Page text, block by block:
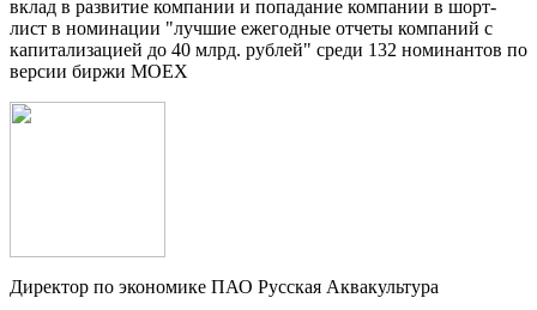
вклад в развитие компании и попадание компании в шорт-
лист в номинации "лучшие ежегодные отчеты компаний с
капитализацией до 40 млрд. рублей" среди 132 номинантов по
версии биржи МОЕХ
Директор по экономике ПАО Русская Аквакультура